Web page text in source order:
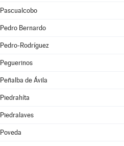
Pascualcobo
Pedro Bernardo
Pedro-Rodríguez
Peguerinos
Peñalba de Ávila
Piedrahíta
Piedralaves
Poveda